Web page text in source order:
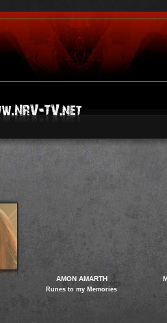
AMON AMARTH
Runes to my Memories